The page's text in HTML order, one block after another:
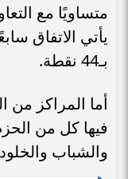
متساويًا مع
بـ44 نقطة.
أما المراكز من
فيها كل من
والشباب